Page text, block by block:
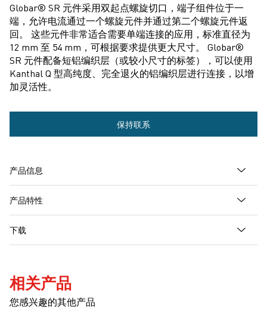
Globar® SR 元件采用双起点螺旋切口，端子组件位于一
端，允许电流通过一个螺旋元件并通过第二个螺旋元件返
回。 这些元件非常适合需要单端连接的应用，标准直径为
12 mm 至 54 mm，可根据要求提供更大尺寸。 Globar®
SR 元件配备短铝编织层（或较小尺寸的标签），可以使用
Kanthal Q 型高纯度、完全退火的铝编织层进行连接，以增
加灵活性。
多
信
息
请
保持联系
产品信息
产品特性
下载
相关产品
您感兴趣的其他产品